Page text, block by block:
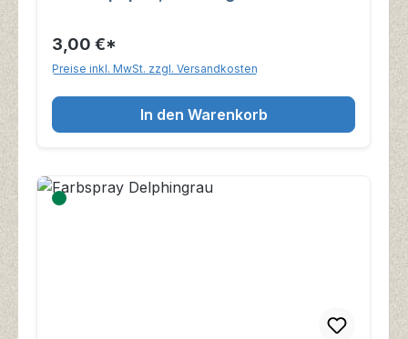
3,00 €*
Preise inkl. MwSt. zzgl. Versandkosten
In den Warenkorb